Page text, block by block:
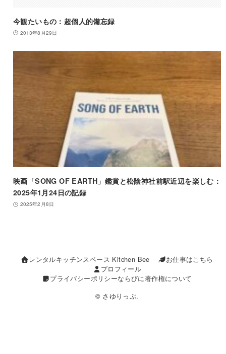
今観たいもの：超個人的備忘録
2013年8月29日
映画「SONG OF EARTH」鑑賞と松陰神社前駅近辺を楽しむ：
2025年1月24日の記録
2025年2月8日
レンタルキッチンスペース Kitchen Bee
お仕事はこちら
プロフィール
プライバシーポリシーならびに著作権について
© さゆりっぷ.